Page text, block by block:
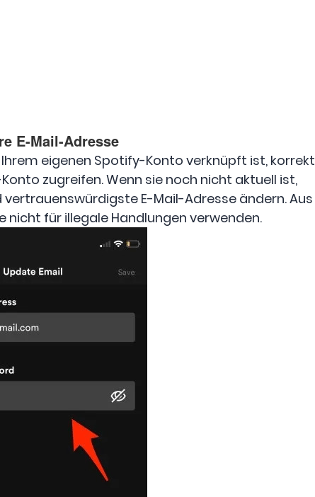
E-Mail-Adresse
eigenen Spotify-Konto verknüpft ist, korrekt
zugreifen. Wenn sie noch nicht aktuell ist,
vertrauenswürdigste E-Mail-Adresse ändern. Aus
nicht für illegale Handlungen verwenden.